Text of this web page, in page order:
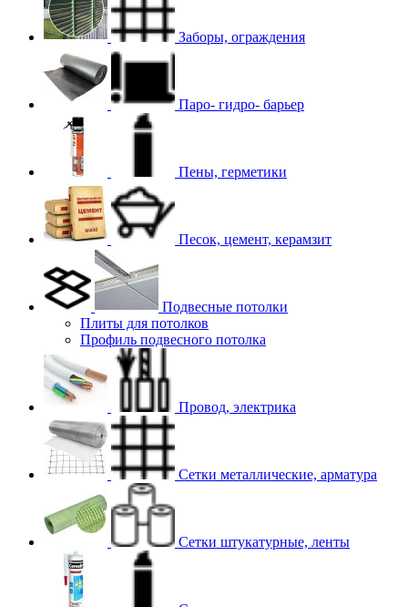
Заборы, ограждения
Паро- гидро- барьер
Пены, герметики
Песок, цемент, керамзит
Подвесные потолки
Плиты для потолков
Профиль подвесного потолка
Провод, электрика
Сетки металлические, арматура
Сетки штукатурные, ленты